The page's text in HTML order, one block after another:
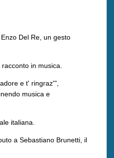
Del Re, un gesto
in musica.
e t' ringraz'",
musica e
italiana.
a Sebastiano Brunetti, il